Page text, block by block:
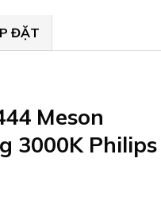
ĐẶT
Meson
3000K